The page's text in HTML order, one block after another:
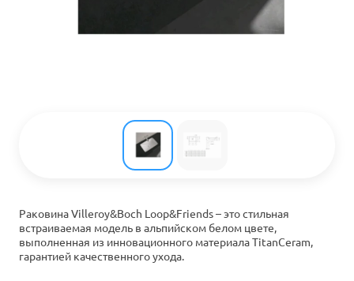
Раковина Villeroy&Boch Loop&Friends – это стильная
встраиваемая модель в альпийском белом цвете,
выполненная из инновационного материала TitanCeram,
гарантией качественного ухода.